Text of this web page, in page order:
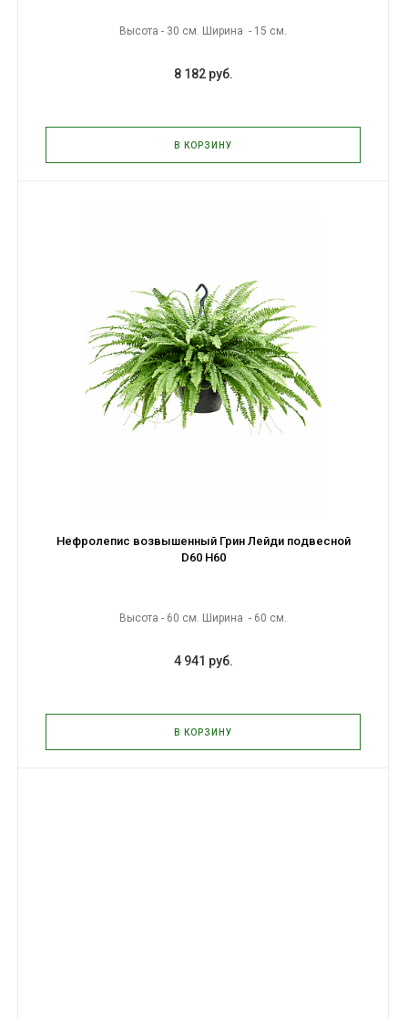
Высота - 30 см. Ширина - 15 см.
8 182 руб.
В КОРЗИНУ
Нефролепис возвышенный Грин Лейди подвесной
D60 H60
Высота - 60 см. Ширина - 60 см.
4 941 руб.
В КОРЗИНУ